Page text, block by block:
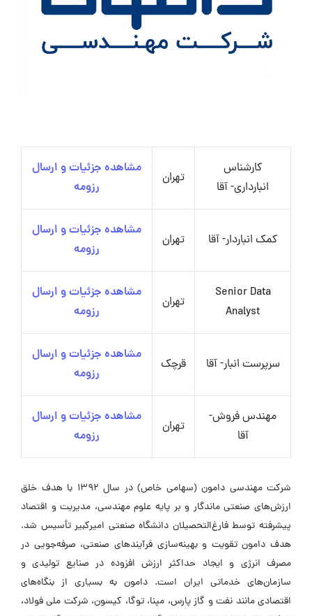
کارشناس
انبارداری- آقا
تهران
مشاهده جزئیات و ارسال
رزومه
کمک انباردار- آقا تهران
مشاهده جزئیات و ارسال
رزومه
Senior Data
Analyst
تهران
مشاهده جزئیات و ارسال
رزومه
سرپرست انبار- آقا قرچک
مشاهده جزئیات و ارسال
رزومه
مهندس فروش-
آقا
تهران
مشاهده جزئیات و ارسال
رزومه
شرکت مهندسی دامون (سهامی خاص) در سال ۱۳۹۲ با هدف خلق
ارزش‌های صنعتی ماندگار و بر پایه علوم مهندسی، مدیریت و اقتصاد
پیشرفته توسط فارغ‌التحصیلان دانشگاه صنعتی امیرکبیر تأسیس شد.
هدف دامون تقویت و بهینه‌سازی فرآیندهای صنعتی، صرفه‌جویی در
مصرف انرژی و ایجاد حداکثر ارزش افزوده در صنایع تولیدی و
سازمان‌های خدماتی ایران است. دامون به بسیاری از بنگاه‌های
اقتصادی مانند نفت و گاز پارس، مپنا، توگا، کیسون، شرکت ملی فولاد،